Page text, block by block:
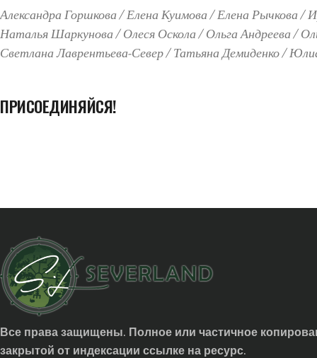
Александра Горшкова Елена Куимова Елена Рычкова
Наталья Шаркунова
Олеся Оскола Ольга Андреева
Светлана Лаврентьева-Север
Татьяна Демиденко
ПРИСОЕДИНЯЙСЯ!
Все права защищены. Полное или частичное
закрытой от индексации ссылке на ресурс.